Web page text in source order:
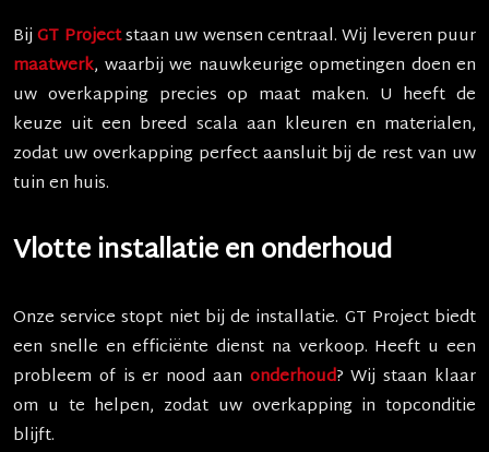
BijGT Projectstaan uw wensen centraal. Wij leveren puur
maatwerk, waarbij we nauwkeurige opmetingen doen en
uw overkapping precies op maat maken. U heeft de
keuze uit een breed scala aan kleuren en materialen,
zodat uw overkapping perfect aansluit bij de rest van uw
tuin en huis.
Vlotte installatie en onderhoud
Onze service stopt niet bij de installatie. GT Project biedt
een snelle en efficiënte dienst na verkoop. Heeft u een
probleem of is er nood aan onderhoud? Wij staan klaar
om u te helpen, zodat uw overkapping in topconditie
blijft.